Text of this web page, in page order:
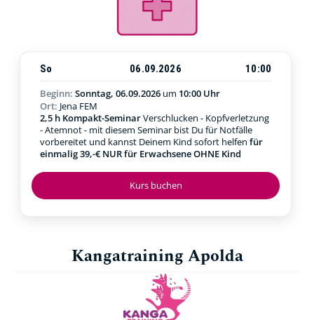
Kurs buchen
So 06.09.2026
10:00
Beginn: Sonntag, 06.09.2026 um 10:00 Uhr
Ort: Jena FEM
2,5 h Kompakt-SeminarVerschlucken - Kopfverletzung
- Atemnot - mit diesem Seminar bist Du für Notfälle
vorbereitet und kannst Deinem Kind sofort helfen für
einmalig 39,-€ NUR für Erwachsene OHNE Kind
Kangatraining Apolda